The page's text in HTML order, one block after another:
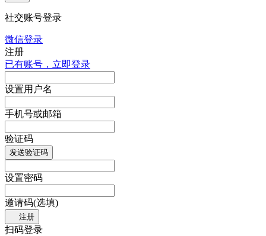
社交账号登录
微信登录
注册
已有账号，立即登录
设置用户名
手机号或邮箱
验证码
发送验证码
设置密码
邀请码(选填)
注册
扫码登录